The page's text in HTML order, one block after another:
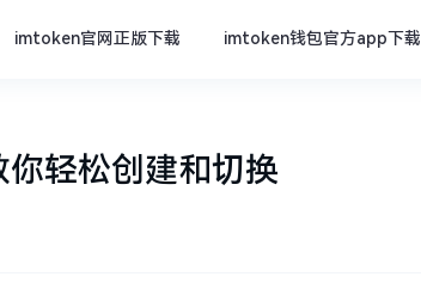
imtoken官网正版下载 imtoken钱包官方app下载
轻松创建和切换